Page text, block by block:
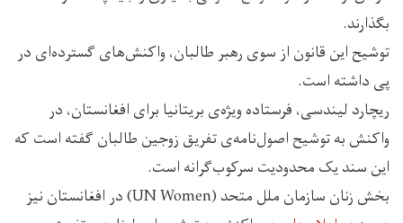
بگذارند.
توشیح این قانون از سوی رهبر طالبان، واکنش‌های گسترده‌ای در
پی داشته است.
ریچارد لیندسی، فرستاده ویژه‌‌ی بریتانیا برای افغانستان، در
واکنش به توشیح اصول‌نامه‌ی تفریق زوجین طالبان گفته است که
این سند یک محدودیت سرکوب‌گرانه است.
بخش زنان سازمان ملل متحد (UN Women) در افغانستان نیز